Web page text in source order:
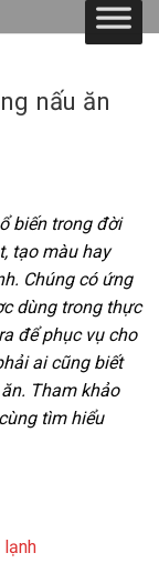
nấu ăn
biến trong đời
tạo màu hay
Chúng có ứng
dùng trong thực
để phục vụ cho
ai cũng biết
Tham khảo
tìm hiểu